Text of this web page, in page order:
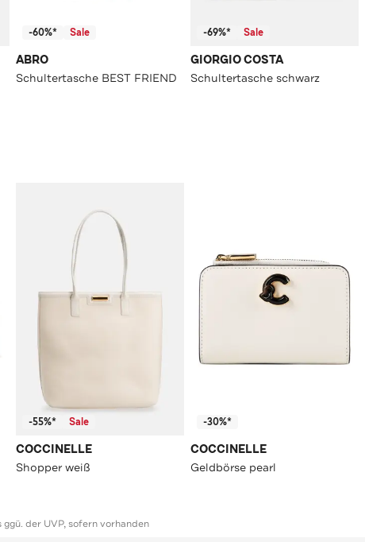
-60%* Sale
ABRO
Schultertasche BEST FRIEND
-69%* Sale
GIORGIO COSTA
Schultertasche schwarz
-55%* Sale
COCCINELLE
Shopper weiß
-30%*
COCCINELLE
Geldbörse pearl
der UVP, sofern vorhanden